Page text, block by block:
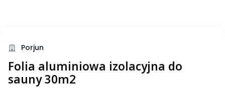
Porjun
Folia aluminiowa izolacyjna do
sauny 30m2